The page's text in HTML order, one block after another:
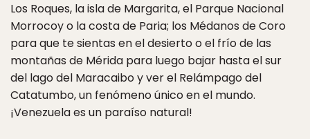
Los Roques, la isla de Margarita, el Parque Nacional
Morrocoy o la costa de Paria; los Médanos de Coro
para que te sientas en el desierto o el frío de las
montañas de Mérida para luego bajar hasta el sur
del lago del Maracaibo y ver el Relámpago del
Catatumbo, un fenómeno único en el mundo.
¡Venezuela es un paraíso natural!